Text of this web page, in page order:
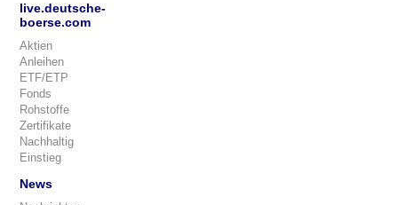
live.deutsche-
boerse.com
Aktien
Anleihen
ETF/ETP
Fonds
Rohstoffe
Zertifikate
Nachhaltig
Einstieg
News